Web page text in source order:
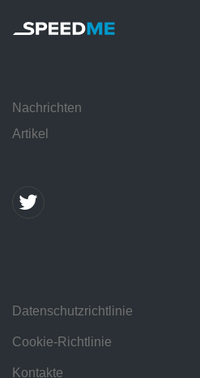
Nachrichten
Artikel
Datenschutzrichtlinie
Cookie-Richtlinie
Kontakte